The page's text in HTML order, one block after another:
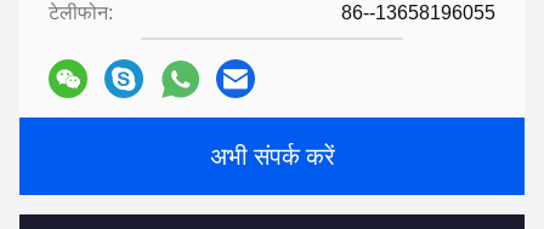
टेलीफोन: 86--13658196055
अभी संपर्क करें